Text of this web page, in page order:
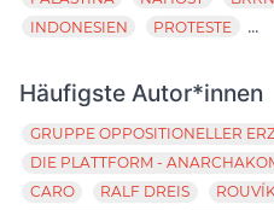
INDONESIEN
PROTESTE ...
Häufigste Autor*innen
GRUPPE OPPOSITIONELLER
DIE PLATTFORM -
CARO
RALF DREIS